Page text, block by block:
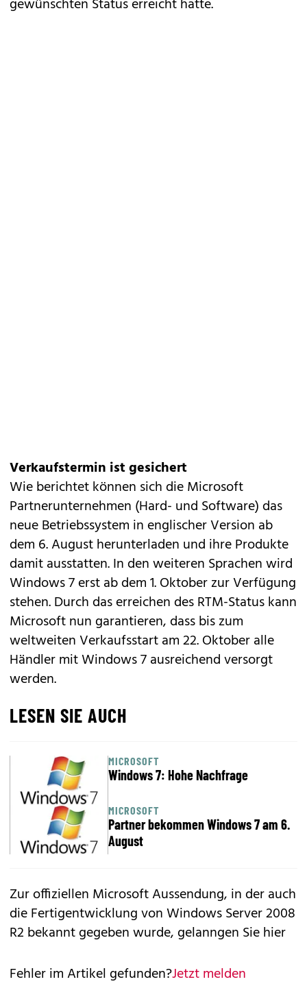
gewünschten Status erreicht hatte.
Verkaufstermin ist gesichert
Wie berichtet können sich die Microsoft
Partnerunternehmen (Hard- und Software) das
neue Betriebssystem in englischer Version ab
dem 6. August herunterladen und ihre Produkte
damit ausstatten. In den weiteren Sprachen wird
Windows 7 erst ab dem 1. Oktober zur Verfügung
stehen. Durch das erreichen des RTM-Status kann
Microsoft nun garantieren, dass bis zum
weltweiten Verkaufsstart am 22. Oktober alle
Händler mit Windows 7 ausreichend versorgt
werden.
LESEN SIE AUCH
MICROSOFT
Windows 7: Hohe Nachfrage
MICROSOFT
Partner bekommen Windows 7 am 6.
August
Zur offiziellen Microsoft Aussendung, in der auch
die Fertigentwicklung von Windows Server 2008
R2 bekannt gegeben wurde, gelanngen Siehier
Fehler im Artikel gefunden?Jetzt melden